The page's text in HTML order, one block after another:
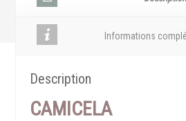
Informations
Description
CAMICELA